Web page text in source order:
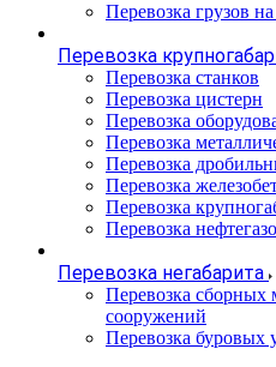
Перевозка грузов
Перевозка
Перевозка станков
Перевозка цистерн
Перевозка
Перевозка
Перевозка
Перевозка
Перевозка
Перевозка
Перевозка негабарита
Перевозка сборных
сооружений
Перевозка буровых